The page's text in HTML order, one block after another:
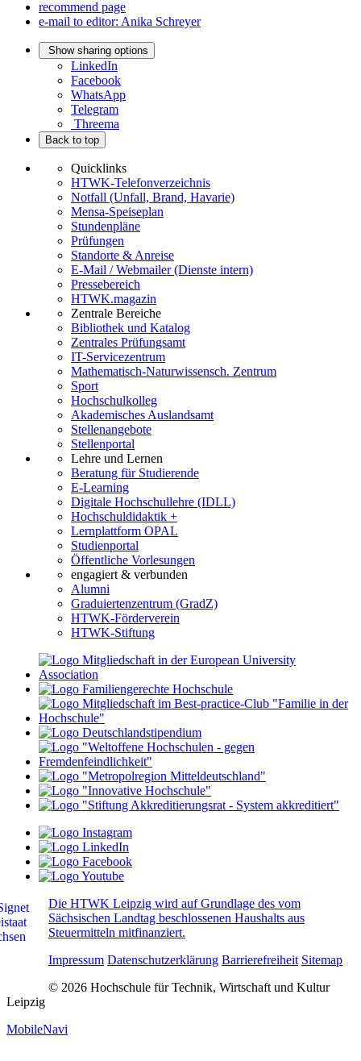
recommend page
e-mail to editor: Anika Schreyer
Show sharing options
LinkedIn
Facebook
WhatsApp
Telegram
Threema
Back to top
Quicklinks
HTWK-Telefonverzeichnis
Notfall (Unfall, Brand, Havarie)
Mensa-Speiseplan
Stundenpläne
Prüfungen
Standorte & Anreise
E-Mail / Webmailer (Dienste intern)
Pressebereich
HTWK.magazin
Zentrale Bereiche
Bibliothek und Katalog
Zentrales Prüfungsamt
IT-Servicezentrum
Mathematisch-Naturwissensch. Zentrum
Sport
Hochschulkolleg
Akademisches Auslandsamt
Stellenangebote
Stellenportal
Lehre und Lernen
Beratung für Studierende
E-Learning
Digitale Hochschullehre (IDLL)
Hochschuldidaktik +
Lernplattform OPAL
Studienportal
Öffentliche Vorlesungen
engagiert & verbunden
Alumni
Graduiertenzentrum (GradZ)
HTWK-Förderverein
HTWK-Stiftung
Die HTWK Leipzig wird auf Grundlage des vom
Sächsischen Landtag beschlossenen Haushalts aus
Steuermitteln mitfinanziert.
Impressum Datenschutzerklärung Barrierefreiheit Sitemap
© 2026 Hochschule für Technik, Wirtschaft und Kultur
Leipzig
MobileNavi